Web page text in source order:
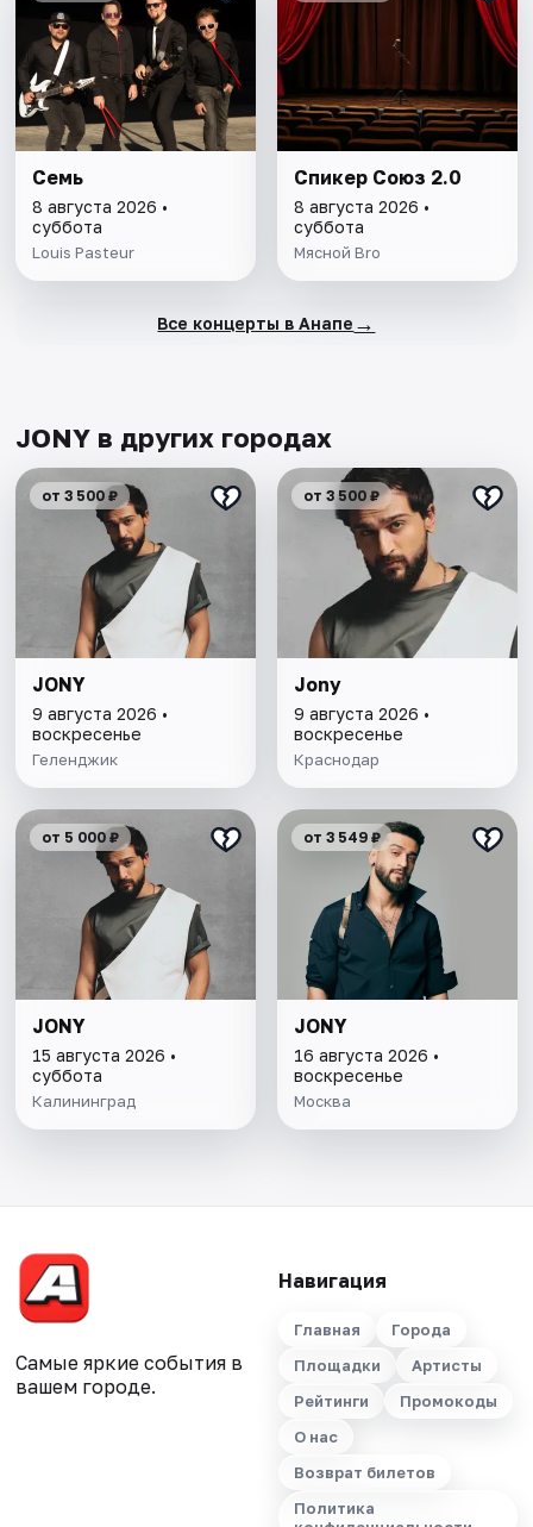
Семь
8 августа 2026 •
суббота
Louis Pasteur
Спикер Союз 2.0
8 августа 2026 •
суббота
Мясной Bro
Все концерты в Анапе →
JONY в других городах
от 3 500 ₽
JONY
9 августа 2026 •
воскресенье
Геленджик
от 3 500 ₽
Jony
9 августа 2026 •
воскресенье
Краснодар
от 5 000 ₽
JONY
15 августа 2026 •
суббота
Калининград
от 3 549 ₽
JONY
16 августа 2026 •
воскресенье
Москва
Самые яркие события в
вашем городе.
Навигация
Главная
Города
Площадки
Артисты
Рейтинги
Промокоды
О нас
Возврат билетов
Политика